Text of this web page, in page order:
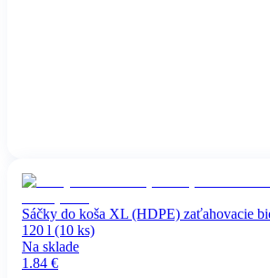
Sáčky do koša XL (HDPE) zaťahovacie
120 l (10 ks)
Na sklade
1.84 €